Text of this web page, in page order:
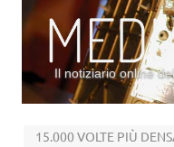
Il notiziario online
15.000 VOLTE PIÙ